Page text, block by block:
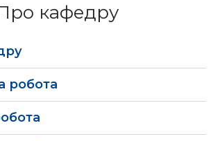
кафедру
робота